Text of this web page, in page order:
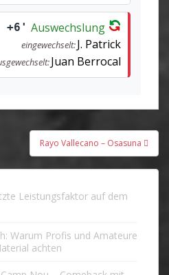
+6' Auswechslung
eingewechselt:J. Patrick
Juan Berrocal
Rayo Vallecano – Osasuna
Leistungsfaktor auf dem
Warum Profis und Amateure
achten